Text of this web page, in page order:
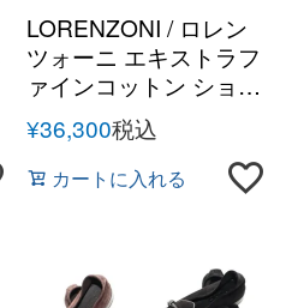
LORENZONI / ロレン
ツォーニ エキストラフ
ァインコットン ショー
トスリーブクルーネッ
クニット
¥36,300税込
カートに入れる